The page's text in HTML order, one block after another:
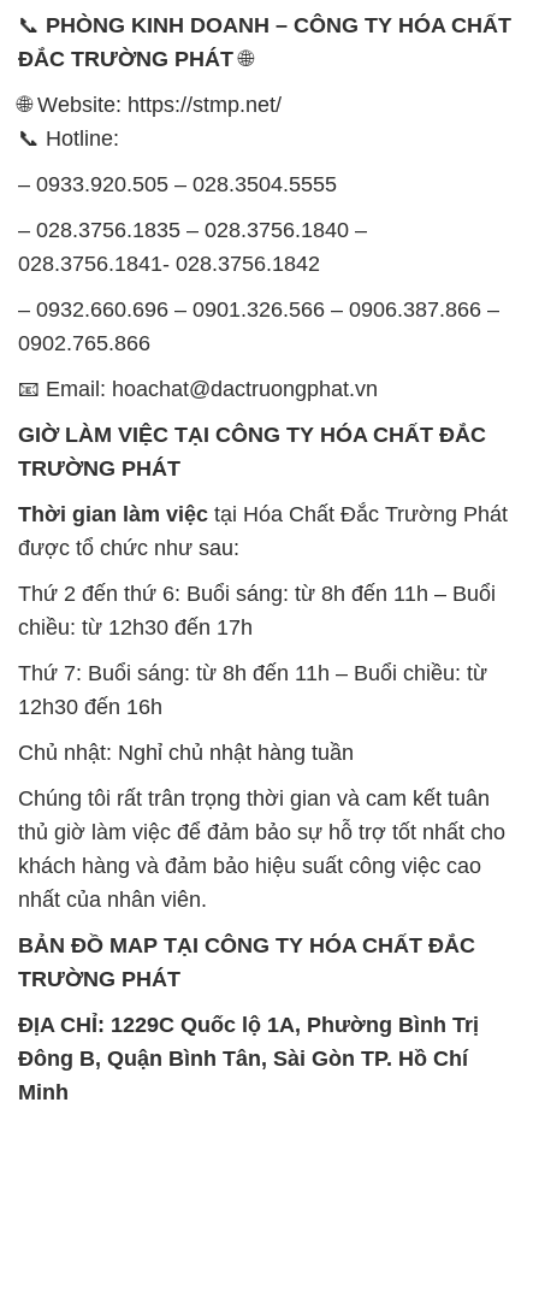
– 0933.920.505 – 028.3504.5555
028.3756.1841- 028.3756.1842
0902.765.866
📧 Email: hoachat@dactruongphat.vn
TRƯỜNG PHÁT
được tổ chức như sau:
Thứ 2 đến thứ 6: Buổi sáng: từ 8h đến 11h – Buổi
chiều: từ 12h30 đến 17h
Thứ 7: Buổi sáng: từ 8h đến 11h – Buổi chiều: từ
12h30 đến 16h
Chủ nhật: Nghỉ chủ nhật hàng tuần
thủ giờ làm việc để đảm bảo sự hỗ trợ tốt nhất cho
khách hàng và đảm bảo hiệu suất công việc cao
nhất của nhân viên.
BẢN ĐỒ MAP TẠI CÔNG TY HÓA CHẤT ĐẮC
TRƯỜNG PHÁT
ĐỊA CHỈ: 1229C Quốc lộ 1A, Phường Bình Trị
Đông B, Quận Bình Tân, Sài Gòn TP. Hồ Chí
Minh